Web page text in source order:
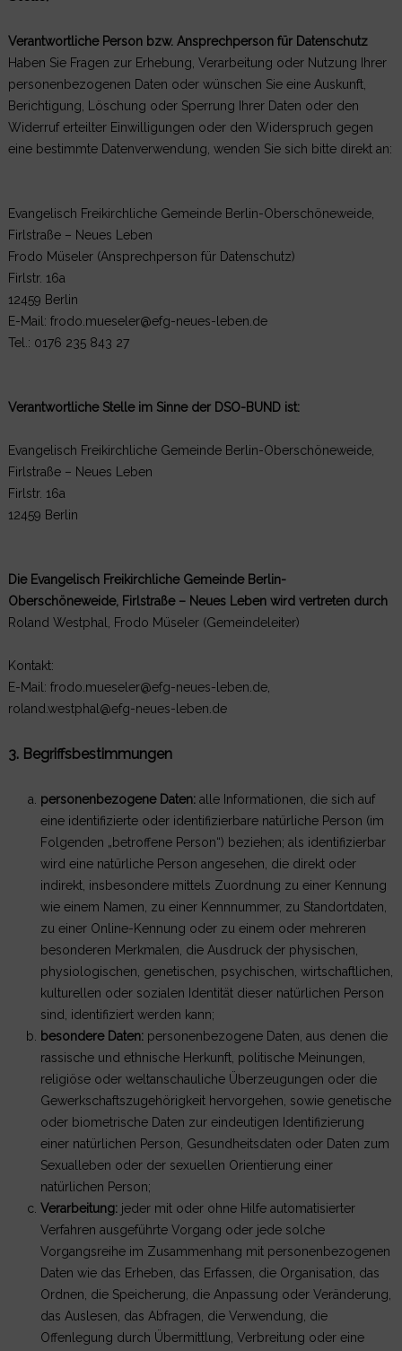
Verantwortliche Person bzw. Ansprechperson für Datenschutz
Haben Sie Fragen zur Erhebung, Verarbeitung oder Nutzung Ihrer
personenbezogenen Daten oder wünschen Sie eine Auskunft,
Berichtigung, Löschung oder Sperrung Ihrer Daten oder den
Widerruf erteilter Einwilligungen oder den Widerspruch gegen
eine bestimmte Datenverwendung, wenden Sie sich bitte direkt an:
Evangelisch Freikirchliche Gemeinde Berlin-Oberschöneweide,
Firlstraße – Neues Leben
Frodo Müseler (Ansprechperson für Datenschutz)
Firlstr. 16a
12459 Berlin
E-Mail: frodo.mueseler@efg-neues-leben.de
Tel.: 0176 235 843 27
Verantwortliche Stelle im Sinne der DSO-BUND ist:
Evangelisch Freikirchliche Gemeinde Berlin-Oberschöneweide,
Firlstraße – Neues Leben
Firlstr. 16a
12459 Berlin
Die Evangelisch Freikirchliche Gemeinde Berlin-
Oberschöneweide, Firlstraße – Neues Leben wird vertreten durch
Roland Westphal, Frodo Müseler (Gemeindeleiter)
Kontakt:
E-Mail: frodo.mueseler@efg-neues-leben.de,
roland.westphal@efg-neues-leben.de
3. Begriffsbestimmungen
personenbezogene Daten: alle Informationen, die sich auf
eine identifizierte oder identifizierbare natürliche Person (im
Folgenden „betroffene Person“) beziehen; als identifizierbar
wird eine natürliche Person angesehen, die direkt oder
indirekt, insbesondere mittels Zuordnung zu einer Kennung
wie einem Namen, zu einer Kennnummer, zu Standortdaten,
zu einer Online-Kennung oder zu einem oder mehreren
besonderen Merkmalen, die Ausdruck der physischen,
physiologischen, genetischen, psychischen, wirtschaftlichen,
kulturellen oder sozialen Identität dieser natürlichen Person
sind, identifiziert werden kann;
besondere Daten: personenbezogene Daten, aus denen die
rassische und ethnische Herkunft, politische Meinungen,
religiöse oder weltanschauliche Überzeugungen oder die
Gewerkschaftszugehörigkeit hervorgehen, sowie genetische
oder biometrische Daten zur eindeutigen Identifizierung
einer natürlichen Person, Gesundheitsdaten oder Daten zum
Sexualleben oder der sexuellen Orientierung einer
natürlichen Person;
Verarbeitung: jeder mit oder ohne Hilfe automatisierter
Verfahren ausgeführte Vorgang oder jede solche
Vorgangsreihe im Zusammenhang mit personenbezogenen
Daten wie das Erheben, das Erfassen, die Organisation, das
Ordnen, die Speicherung, die Anpassung oder Veränderung,
das Auslesen, das Abfragen, die Verwendung, die
Offenlegung durch Übermittlung, Verbreitung oder eine